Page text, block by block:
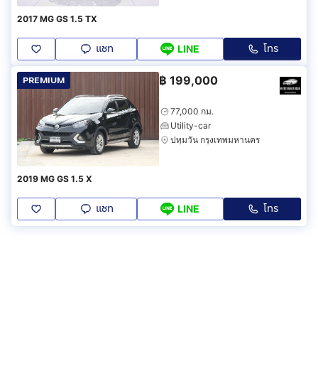
2017 MG GS 1.5 TX
แชท LINE โทร
PREMIUM ฿ 199,000
77,000 กม.
Utility-car
ปทุมวัน กรุงเทพมหานคร
2019 MG GS 1.5 X
แชท LINE โทร